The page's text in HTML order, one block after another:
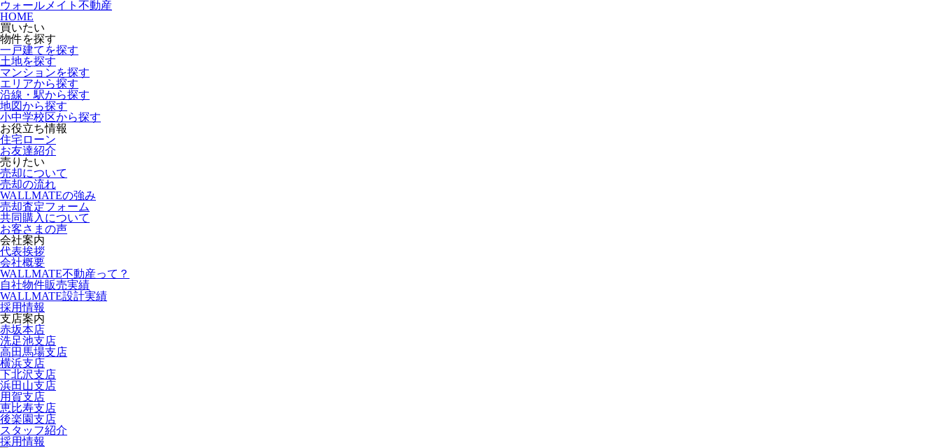
ウォールメイト不動産
HOME
買いたい
物件を探す
一戸建てを探す
土地を探す
マンションを探す
エリアから探す
沿線・駅から探す
地図から探す
小中学校区から探す
お役立ち情報
住宅ローン
お友達紹介
売りたい
売却について
売却の流れ
WALLMATEの強み
売却査定フォーム
共同購入について
お客さまの声
会社案内
代表挨拶
会社概要
WALLMATE不動産って？
自社物件販売実績
WALLMATE設計実績
採用情報
支店案内
赤坂本店
洗足池支店
高田馬場支店
横浜支店
下北沢支店
浜田山支店
用賀支店
恵比寿支店
後楽園支店
スタッフ紹介
採用情報